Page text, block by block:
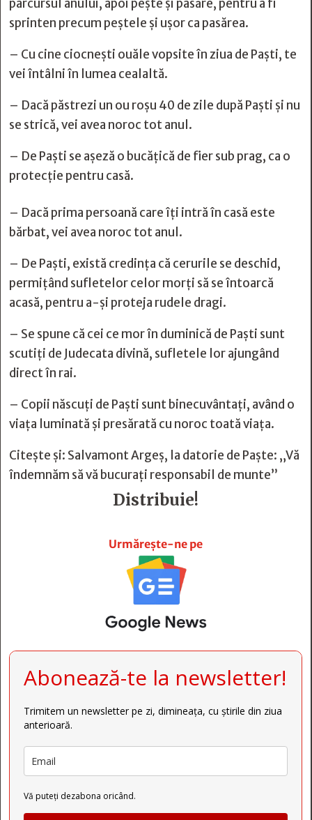
parcursul anului, apoi peşte şi pasăre, pentru a fi
sprinten precum peştele şi uşor ca pasărea.
– Cu cine ciocneşti ouăle vopsite în ziua de Paşti, te
vei întâlni în lumea cealaltă.
– Dacă păstrezi un ou roşu 40 de zile după Paşti şi nu
se strică, vei avea noroc tot anul.
– De Paşti se aşeză o bucăţică de fier sub prag, ca o
protecţie pentru casă.
– Dacă prima persoană care îţi intră în casă este
bărbat, vei avea noroc tot anul.
– De Paşti, există credinţa că cerurile se deschid,
permiţând sufletelor celor morţi să se întoarcă
acasă, pentru a-şi proteja rudele dragi.
– Se spune că cei ce mor în duminică de Paşti sunt
scutiţi de Judecata divină, sufletele lor ajungând
direct în rai.
– Copii născuţi de Paşti sunt binecuvântaţi, având o
viaţa luminată şi presărată cu noroc toată viaţa.
Citește și: Salvamont Argeș, la datorie de Paște: „Vă
îndemnăm să vă bucurați responsabil de munte”
Distribuie!
Urmărește-ne pe
Abonează-te la newsletter!
Trimitem un newsletter pe zi, dimineața, cu știrile din ziua
anterioară.
Vă puteți dezabona oricând.